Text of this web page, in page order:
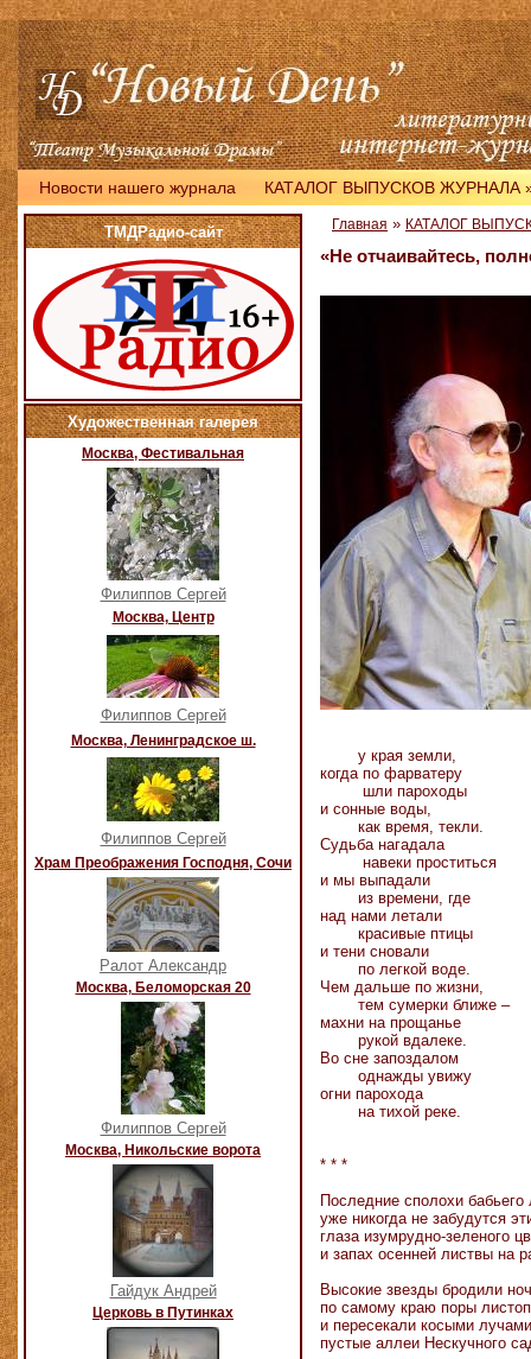
Новости нашего журнала КАТАЛОГ ВЫПУСКОВ ЖУРНАЛА
ТМДРадио-сайт
Художественная галерея
Москва, Фестивальная
Филиппов Сергей
Москва, Центр
Филиппов Сергей
Москва, Ленинградское ш.
Филиппов Сергей
Храм Преображения Господня, Сочи
Ралот Александр
Москва, Беломорская 20
Филиппов Сергей
Москва, Никольские ворота
Гайдук Андрей
Церковь в Путинках
Главная » КАТАЛОГ
«Не отчаивайтесь,
у края земли,
когда по фарватеру
шли пароходы
и сонные воды,
как время, текли.
Судьба нагадала
навеки проститься
и мы выпадали
из времени, где
над нами летали
красивые птицы
и тени сновали
по легкой воде.
Чем дальше по жизни,
тем сумерки ближе –
махни на прощанье
рукой вдалеке.
Во сне запоздалом
однажды увижу
огни парохода
на тихой реке.
* * *
Последние сполохи бабьего
уже никогда не забудутся
глаза изумрудно-зеленого
и запах осенней листвы на
Высокие звезды бродили
по самому краю поры
и пересекали косыми лучами
пустые аллеи Нескучного